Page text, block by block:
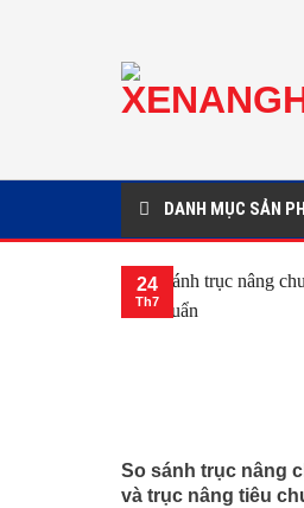
DANH MỤC SẢN
So sánh trục nâng
và trục nâng tiêu
24
Th7